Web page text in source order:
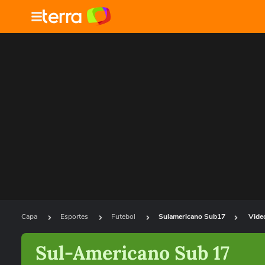
Capa Esportes Futebol Sulamericano Sub17
Sul-Americano Sub 17